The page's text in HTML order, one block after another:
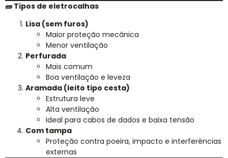
🧱 Tipos de eletrocalhas
Lisa (sem furos)
Maior proteção mecânica
Menor ventilação
Perfurada
Mais comum
Boa ventilação e leveza
Aramada (leito tipo cesta)
Estrutura leve
Alta ventilação
Ideal para cabos de dados e baixa tensão
Com tampa
Proteção contra poeira, impacto e interferências
externas